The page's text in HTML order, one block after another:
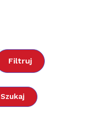
Szukaj
Filtruj